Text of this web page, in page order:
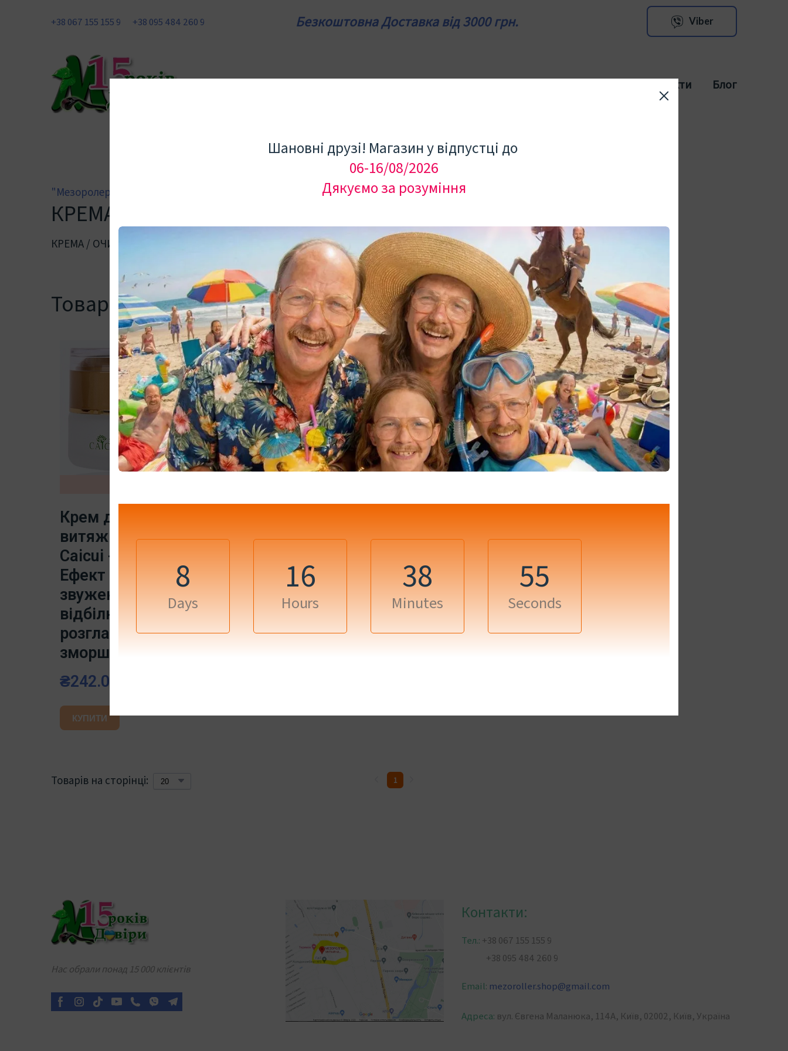
+38 067 155 155 9 +38 095 484 260 9 Безкоштовна Доставка від 3000 грн. Viber
Каталог Про нас Оплата/Доставка Повернення Контакти Блог
"Мезоролер Україна"
КРЕМА, ОЧИЩУВАЛЬНІ ЗАСОБИ (1)
КРЕМА / ОЧИЩУВАЛЬНІ ЗАСОБИ
Товари
Крем для обличчя з
витяжкою слимаку
Caicui - Корея.
Ефект зволоження,
звуження пір,
відбілювання,
розгладжування
зморшок - 35 г
₴242.00 UAH
КУПИТИ
Товарів на сторінці: 1
Нас обрали понад 15 000 клієнтів
Контакти:
Тел.: +38 067 155 155 9
+38 095 484 260 9
Email: mezoroller.shop@gmail.com
Адреса: вул. Євгена Маланюка, 114А, Київ, 02002, Київ, Україна
Шановні друзі! Магазин у відпустці до
06-16/08/2026
Дякуємо за розуміння
8
Days
16
Hours
38
Minutes
54
Seconds